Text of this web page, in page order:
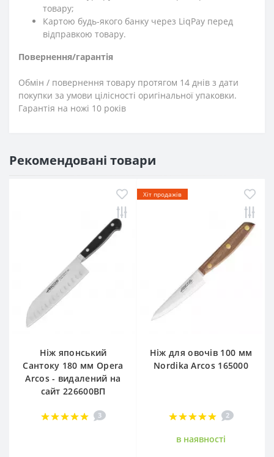
товару;
Картою будь-якого банку через LiqPay перед
відправкою товару.
Повернення/гарантія
Обмін / повернення товару протягом 14 днів з дати
покупки за умови цілісності оригінальної упаковки.
Гарантія на ножі 10 років
Рекомендовані товари
Ніж японський
Сантоку 180 мм Opera
Arcos - видалений на
сайт 226600ВП
3
Хіт продажів
Ніж для овочів 100 мм
Nordika Arcos 165000
2
в наявностi